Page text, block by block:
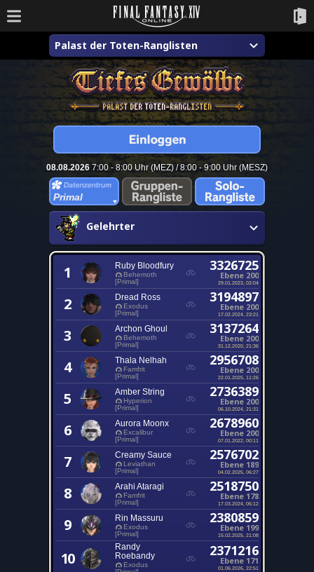
Palast der Toten-Ranglisten
08.08.2026 7:00 - 8:00 Uhr (MEZ) / 8:00 - 9:00 Uhr (MESZ)
Primal
Gelehrter
1 Ruby Bloodfury
Behemoth
[Primal]
3326725
Ebene 200
29.01.2023, 02:04
2 Dread Ross
Exodus
[Primal]
3194897
Ebene 200
17.02.2024, 23:21
3 Archon Ghoul
Behemoth
[Primal]
3137264
Ebene 200
31.12.2020, 21:36
4 Thala Nelhah
Famfrit
[Primal]
2956708
Ebene 200
22.01.2025, 11:26
5 Amber String
Hyperion
[Primal]
2736389
Ebene 200
06.10.2024, 21:31
6 Aurora Moonx
Excalibur
[Primal]
2678960
Ebene 200
07.01.2022, 00:11
7 Creamy Sauce
Leviathan
[Primal]
2576702
Ebene 189
04.02.2025, 06:27
8 Arahi Ataragi
Famfrit
[Primal]
2518750
Ebene 178
17.03.2024, 06:12
9 Rin Massuru
Exodus
[Primal]
2380859
Ebene 199
15.02.2025, 21:08
10
Randy
Roebandy
Exodus
2371216
Ebene 171
01.06.2026, 22:51